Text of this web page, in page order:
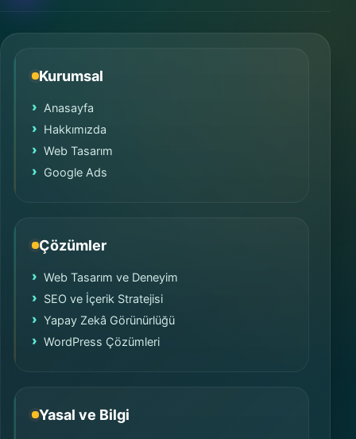
Kurumsal
Anasayfa
Hakkımızda
Web Tasarım
Google Ads
Çözümler
Web Tasarım ve Deneyim
SEO ve İçerik Stratejisi
Yapay Zekâ Görünürlüğü
WordPress Çözümleri
Yasal ve Bilgi